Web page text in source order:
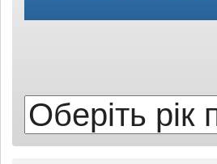
рік
публікації: